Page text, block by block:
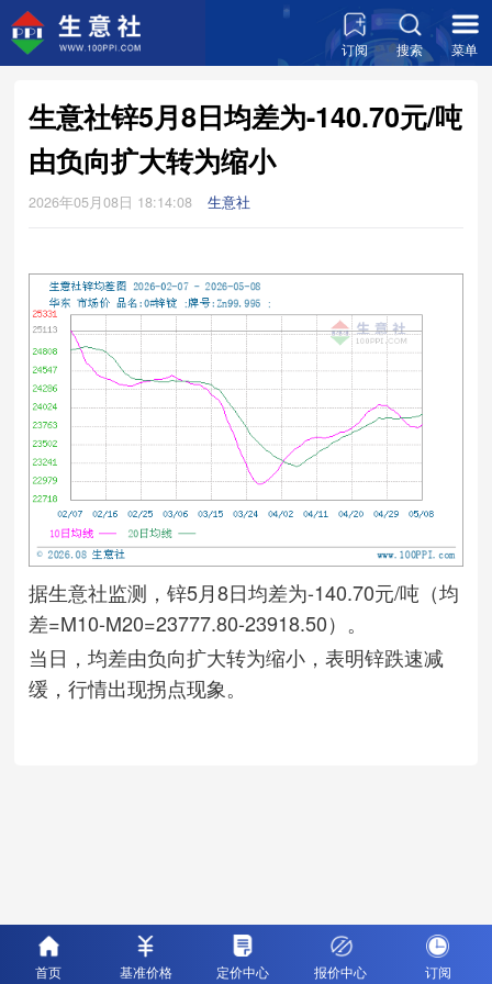
订阅 搜索 菜单
生意社锌5月8日均差为-140.70元/吨
由负向扩大转为缩小
2026年05月08日 18:14:08 生意社
据生意社监测，锌5月8日均差为-140.70元/吨（均
差=M10-M20=23777.80-23918.50）。
当日，均差由负向扩大转为缩小，表明锌跌速减
缓，行情出现拐点现象。
首页 基准价格 定价中心 报价中心 订阅